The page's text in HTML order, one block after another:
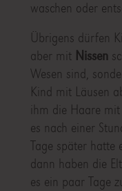
waschen oder
Übrigens dürfen
aber mit Nissen
Wesen sind,
Kind mit Läusen
ihm die Haare mit
es nach einer
Tage später hatte
dann haben die
es ein paar Tage